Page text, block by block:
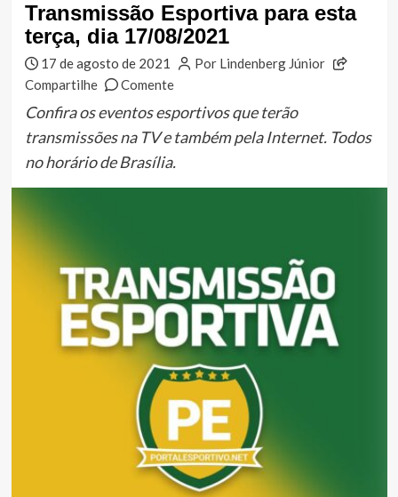
Transmissão Esportiva para esta
terça, dia 17/08/2021
17 de agosto de 2021
Por Lindenberg Júnior
Compartilhe
Comente
Confira os eventos esportivos que terão
transmissões na TV e também pela Internet. Todos
no horário de Brasília.